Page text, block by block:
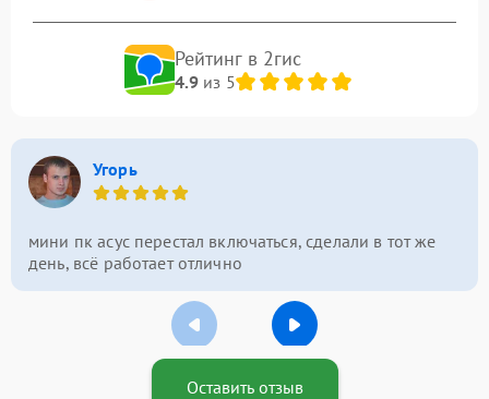
Рейтинг в 2гис
4.9из 5
Угорь
мини пк асус перестал включаться, сделали в тот же
день, всё работает отлично
Оставить отзыв